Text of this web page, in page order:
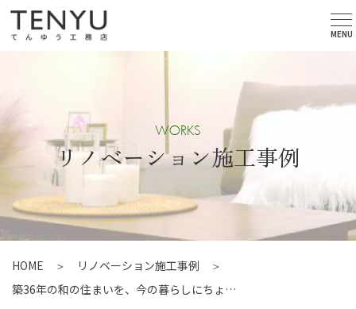
WORKS
リノベーション施工事例
HOME
リノベーション施工事例
築36年の和の住まいを、今の暮らしにちょ…
MENU